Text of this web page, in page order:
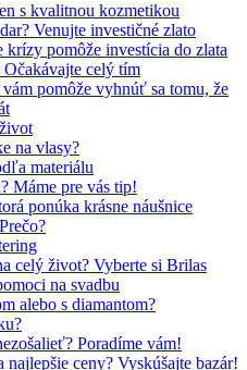
s kvalitnou kozmetikou
Venujte investičné zlato
pomôže investícia do zlata
Očakávajte celý tím
pomôže vyhnúť sa tomu, že
na vlasy?
materiálu
Máme pre vás tip!
ponúka krásne náušnice
celý život? Vyberte si Brilas
na svadbu
alebo s diamantom?
Poradíme vám!
najlepšie ceny? Vyskúšajte bazár!